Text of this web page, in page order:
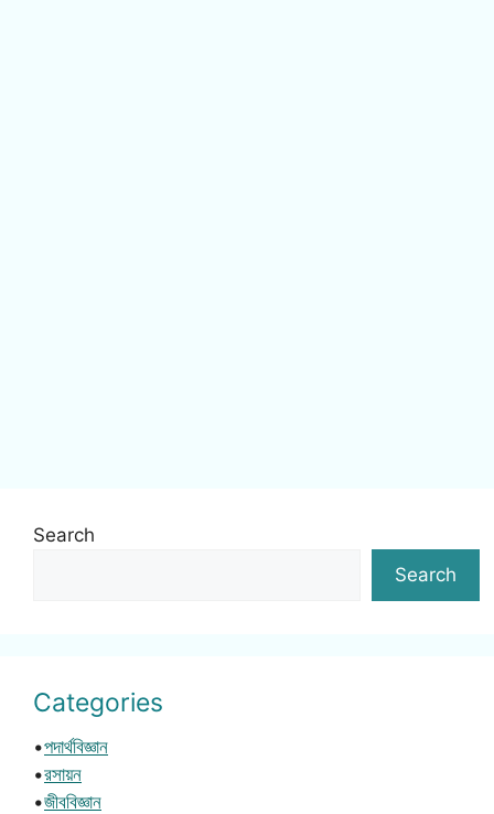
Search
Search
Categories
•পদার্থবিজ্ঞান
•রসায়ন
•জীববিজ্ঞান